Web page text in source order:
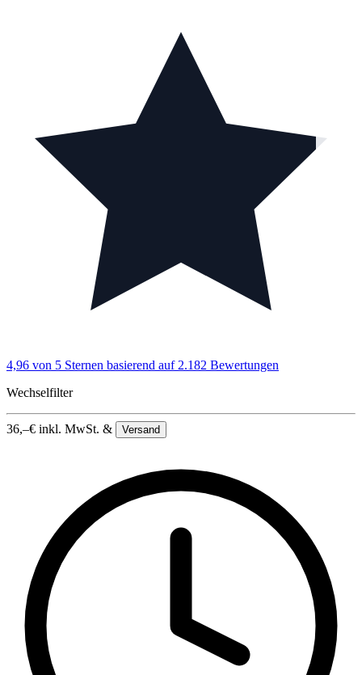
4,96 von 5 Sternen basierend auf 2.182 Bewertungen
Wechselfilter
36,–€ inkl. MwSt. & Versand